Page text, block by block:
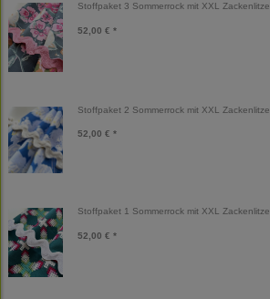
Stoffpaket 3 Sommerrock mit XXL Zackenlitze
52,00 € *
Stoffpaket 2 Sommerrock mit XXL Zackenlitze
52,00 € *
Stoffpaket 1 Sommerrock mit XXL Zackenlitze
52,00 € *